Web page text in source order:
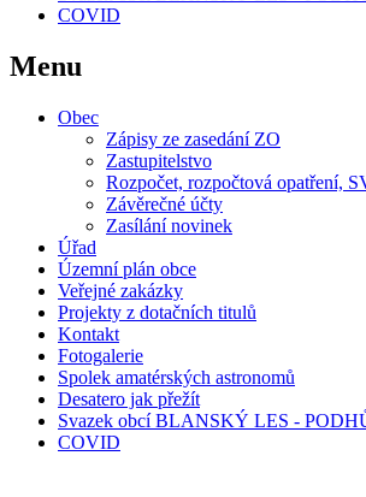
COVID
Menu
Obec
Zápisy ze zasedání ZO
Zastupitelstvo
Rozpočet, rozpočtová opatření,
Závěrečné účty
Zasílání novinek
Úřad
Územní plán obce
Veřejné zakázky
Projekty z dotačních titulů
Kontakt
Fotogalerie
Spolek amatérských astronomů
Desatero jak přežít
Svazek obcí BLANSKÝ LES -
COVID